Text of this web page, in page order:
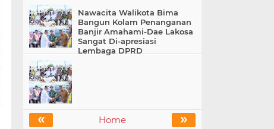
Nawacita Walikota Bima
Bangun Kolam Penanganan
Banjir Amahami-Dae Lakosa
Sangat Di-apresiasi
Lembaga DPRD
« »
Home